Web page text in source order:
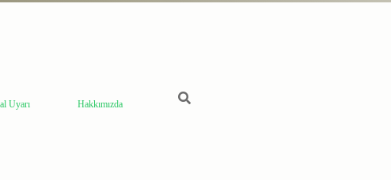
Uyarı Hakkımızda